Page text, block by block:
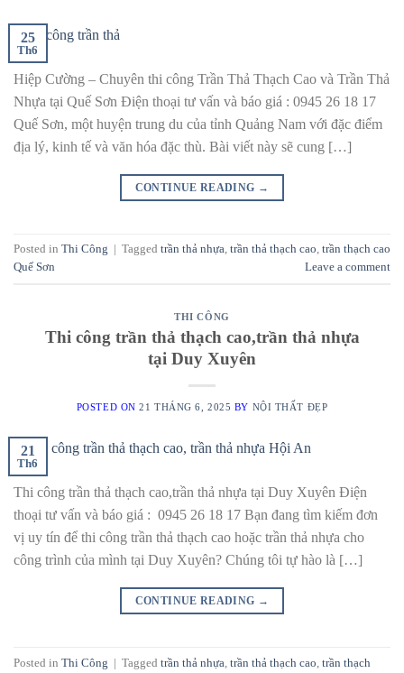
25
Th6
Hiệp Cường – Chuyên thi công Trần Thả Thạch Cao và Trần Thả
Nhựa tại Quế Sơn Điện thoại tư vấn và báo giá : 0945 26 18 17
Quế Sơn, một huyện trung du của tỉnh Quảng Nam với đặc điểm
địa lý, kinh tế và văn hóa đặc thù. Bài viết này sẽ cung […]
CONTINUE READING →
Posted in Thi Công Tagged trần thả nhựa, trần thả thạch cao, trần thạch cao
Quế Sơn
Leave a comment
THI CÔNG
Thi công trần thả thạch cao,trần thả nhựa
tại Duy Xuyên
POSTED ON21 THÁNG 6, 2025 BY NỘI THẤT ĐẸP
21
Th6
Thi công trần thả thạch cao,trần thả nhựa tại Duy Xuyên Điện
thoại tư vấn và báo giá : 0945 26 18 17 Bạn đang tìm kiếm đơn
vị uy tín để thi công trần thả thạch cao hoặc trần thả nhựa cho
công trình của mình tại Duy Xuyên? Chúng tôi tự hào là […]
CONTINUE READING →
Posted in Thi Công | Tagged trần thả nhựa trần thả thạch cao trần thạch